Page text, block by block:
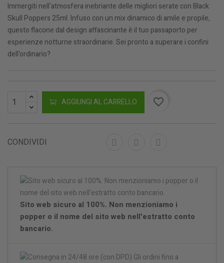
Immergiti nell'atmosfera inebriante delle migliori serate con Black
Skull Poppers 25ml. Infuso con un mix dinamico di amile e propile,
questo flacone dal design affascinante è il tuo passaporto per
esperienze notturne straordinarie. Sei pronto a superare i confini
dell'ordinario?
AGGIUNGI AL CARRELLO favorite_border
CONDIVIDI
Sito web sicuro al 100%. Non menzioniamo i
popper o il nome del sito web nell'estratto conto
bancario.